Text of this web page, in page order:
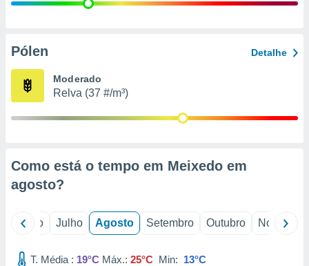
e
de
Pólen Detalhe
Moderado
Relva (37 #/m³)
Como está o tempo em Meixedo em
agosto?
Junho Julho Agosto Setembro Outubro Novembro
T. Média : 19°C Máx.: 25°C Min: 13°C